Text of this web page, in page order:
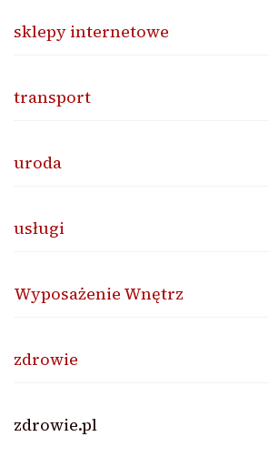
sklepy internetowe
transport
uroda
usługi
Wyposażenie Wnętrz
zdrowie
zdrowie.pl